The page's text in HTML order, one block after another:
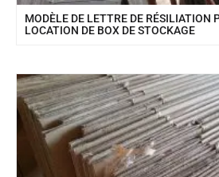
MODÈLE DE LETTRE DE RÉSILIATION
LOCATION DE BOX DE STOCKAGE